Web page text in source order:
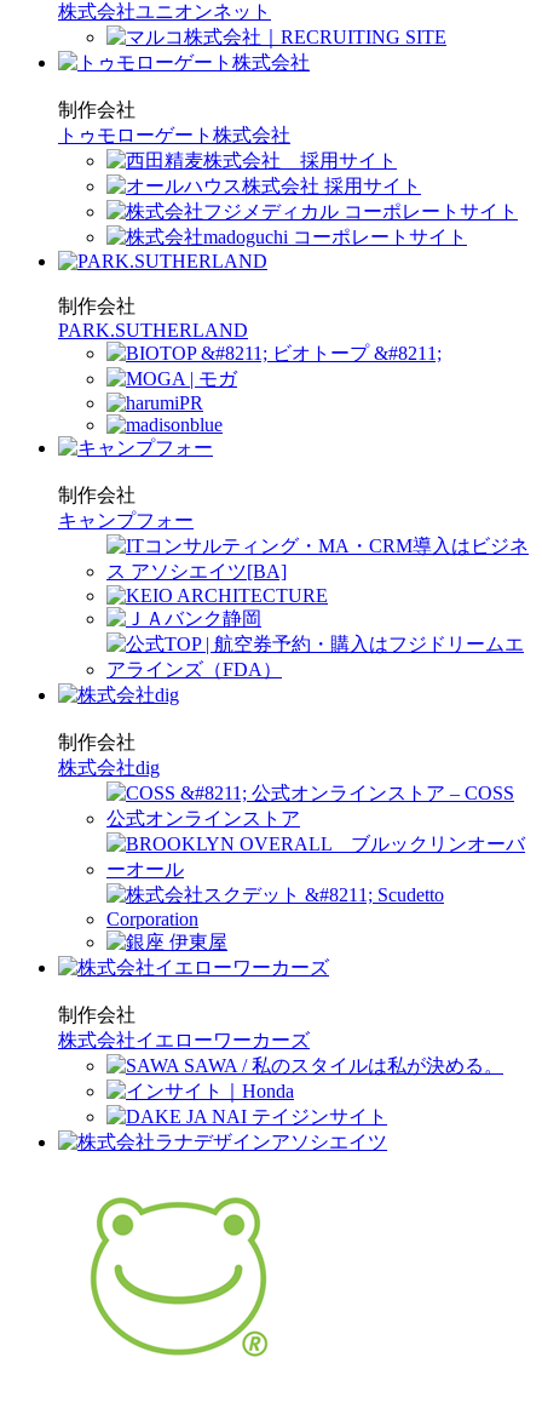
株式会社ユニオンネット
制作会社
トゥモローゲート株式会社
制作会社
PARK.SUTHERLAND
制作会社
キャンプフォー
制作会社
株式会社dig
制作会社
株式会社イエローワーカーズ